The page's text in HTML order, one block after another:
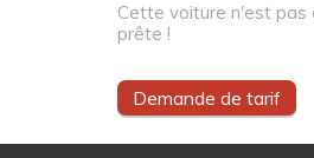
Cette voiture n'est pas
prête !
Demande de tarif